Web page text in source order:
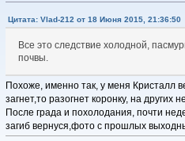
Цитата: Vlad-212 от 18 Июня 2015, 21:36:50
Все это следствие холодной,
почвы.
Похоже, именно так, у меня Кристалл
загнет,то разогнет коронку, на других
После града и похолодания, почти
загиб вернуся,фото с прошлых